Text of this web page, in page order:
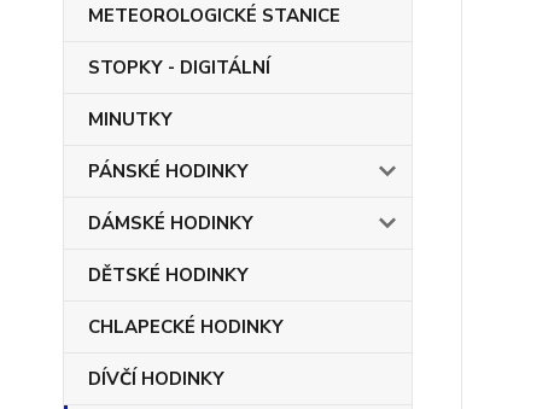
METEOROLOGICKÉ STANICE
STOPKY - DIGITÁLNÍ
MINUTKY
PÁNSKÉ HODINKY
DÁMSKÉ HODINKY
DĚTSKÉ HODINKY
CHLAPECKÉ HODINKY
DÍVČÍ HODINKY